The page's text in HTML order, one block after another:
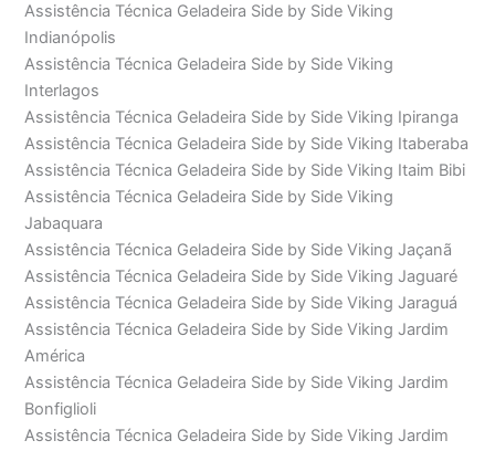
Assistência Técnica Geladeira Side by Side Viking
Indianópolis
Assistência Técnica Geladeira Side by Side Viking
Interlagos
Assistência Técnica Geladeira Side by Side Viking Ipiranga
Assistência Técnica Geladeira Side by Side Viking Itaberaba
Assistência Técnica Geladeira Side by Side Viking Itaim Bibi
Assistência Técnica Geladeira Side by Side Viking
Jabaquara
Assistência Técnica Geladeira Side by Side Viking Jaçanã
Assistência Técnica Geladeira Side by Side Viking Jaguaré
Assistência Técnica Geladeira Side by Side Viking Jaraguá
Assistência Técnica Geladeira Side by Side Viking Jardim
América
Assistência Técnica Geladeira Side by Side Viking Jardim
Bonfiglioli
Assistência Técnica Geladeira Side by Side Viking Jardim